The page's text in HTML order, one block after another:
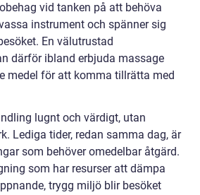
vid tanken på att behöva
instrument och spänner sig
En välutrustad
därför ibland erbjuda massage
medel för att komma tillrätta med
lugnt och värdigt, utan
Lediga tider, redan samma dag, är
som behöver omedelbar åtgärd.
som har resurser att dämpa
trygg miljö blir besöket